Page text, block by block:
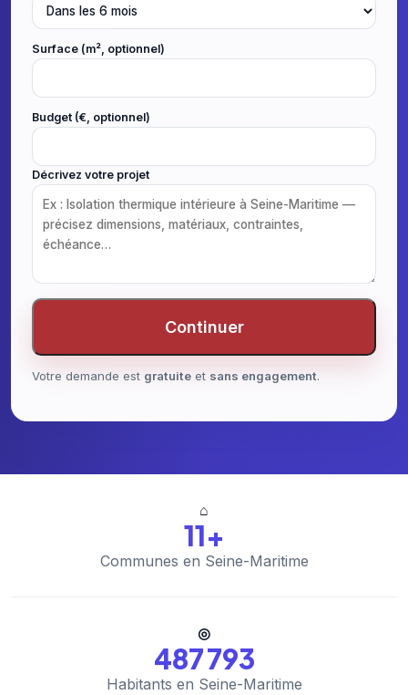
Surface (m², optionnel)
Budget (€, optionnel)
Décrivez votre projet
Continuer
Votre demande est gratuite et sans engagement.
⌂
11+
Communes en Seine-Maritime
◎
487 793
Habitants en Seine-Maritime